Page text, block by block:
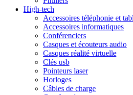
High-tech
Accessoires téléphonie et
Accessoires informatiques
Conférenciers
Casques et écouteurs audio
Casques réalité virtuelle
Clés usb
Pointeurs laser
Horloges
Câbles de charge